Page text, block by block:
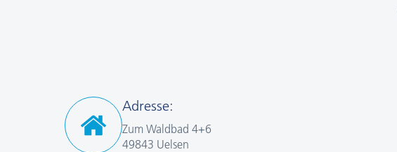
Adresse:
Zum Waldbad 4+6
49843 Uelsen